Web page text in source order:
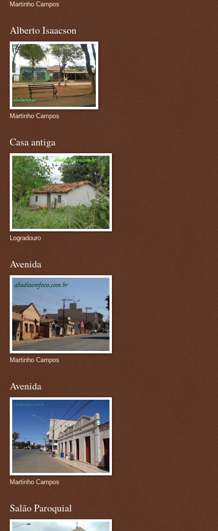
Martinho Campos
Alberto Isaacson
Martinho Campos
Casa antiga
Logradouro
Avenida
Martinho Campos
Avenida
Martinho Campos
Salão Paroquial